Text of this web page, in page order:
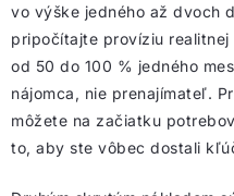
vo výške jedného až dvoch
pripočítajte províziu
od 50 do 100 % jedného
nájomca, nie prenajímateľ.
môžete na začiatku
to, aby ste vôbec dostali